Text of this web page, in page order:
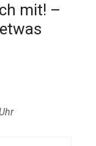
mit! –